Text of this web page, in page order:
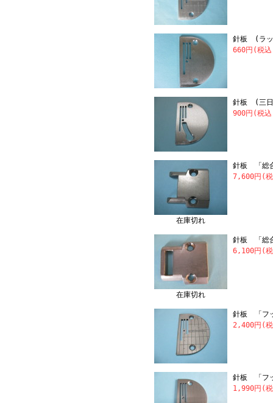
針板 (ラ
660円(税
針板 (三
900円(税
在庫切れ
針板 「総
7,600円(
在庫切れ
針板 「総
6,100円(
針板 「フ
2,400円(
針板 「フ
1,990円(